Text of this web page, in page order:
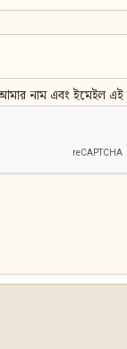
নাম এবং ইমেইল